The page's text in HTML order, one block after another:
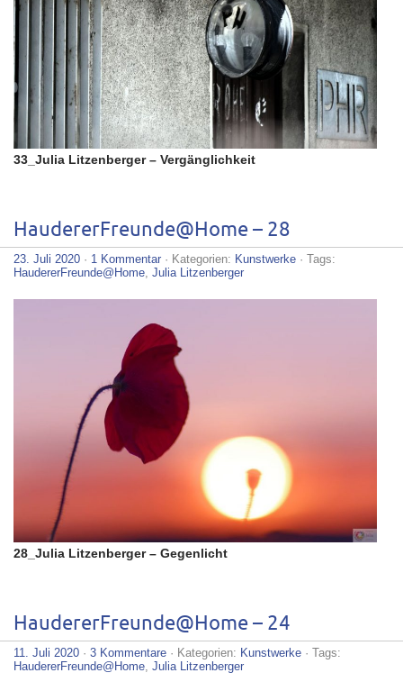
33_Julia Litzenberger – Vergänglichkeit
HaudererFreunde@Home – 28
23. Juli 2020 · 1 Kommentar · Kategorien: Kunstwerke · Tags:
HaudererFreunde@Home Julia Litzenberger
28_Julia Litzenberger – Gegenlicht
HaudererFreunde@Home – 24
11. Juli 2020 · 3 Kommentare · Kategorien: Kunstwerke · Tags:
HaudererFreunde@Home Julia Litzenberger